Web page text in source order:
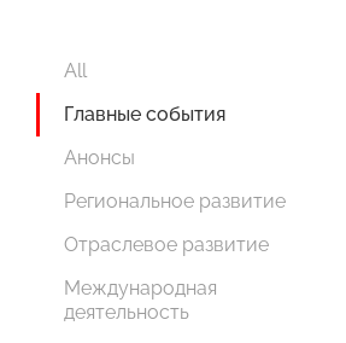
All
Главные события
Анонсы
Региональное развитие
Отраслевое развитие
Международная
деятельность